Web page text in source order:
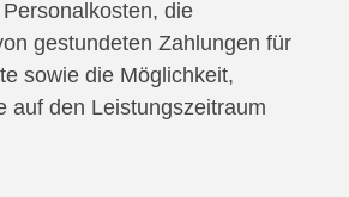
die
gestundeten Zahlungen für
sowie die Möglichkeit,
auf den Leistungszeitraum